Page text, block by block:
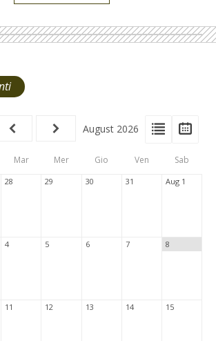
View
List
August 2026
Mar Mer Gio Ven Sab
28 29 30 31 Aug 1
4 5 6 7 8
11 12 13 14 15